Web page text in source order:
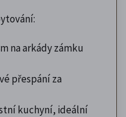
na arkády zámku
přespání za
kuchyní, ideální